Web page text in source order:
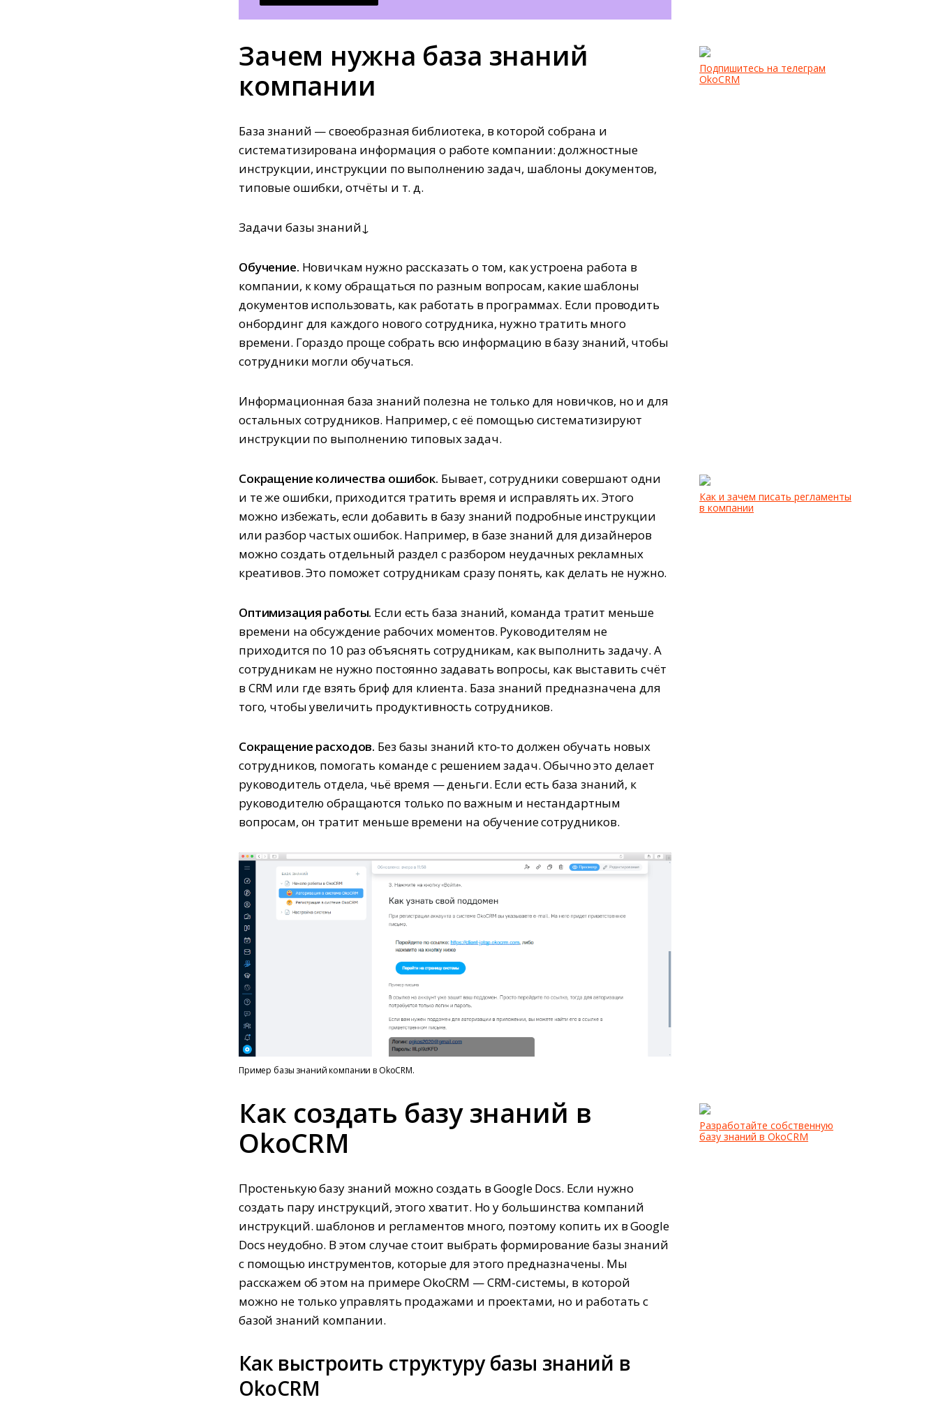
Зачем нужна база знаний
компании
База знаний — своеобразная библиотека, в которой собрана и
систематизирована информация о работе компании: должностные
инструкции, инструкции по выполнению задач, шаблоны документов,
типовые ошибки, отчёты и т. д.
Задачи базы знаний↓
Обучение. Новичкам нужно рассказать о том, как устроена работа в
компании, к кому обращаться по разным вопросам, какие шаблоны
документов использовать, как работать в программах. Если проводить
онбординг для каждого нового сотрудника, нужно тратить много
времени. Гораздо проще собрать всю информацию в базу знаний, чтобы
сотрудники могли обучаться.
Информационная база знаний полезна не только для новичков, но и для
остальных сотрудников. Например, с её помощью систематизируют
инструкции по выполнению типовых задач.
Подпишитесь на телеграм
OkoCRM
Сокращение количества ошибок. Бывает, сотрудники совершают одни
и те же ошибки, приходится тратить время и исправлять их. Этого
можно избежать, если добавить в базу знаний подробные инструкции
или разбор частых ошибок. Например, в базе знаний для дизайнеров
можно создать отдельный раздел с разбором неудачных рекламных
креативов. Это поможет сотрудникам сразу понять, как делать не нужно.
Оптимизация работы. Если есть база знаний, команда тратит меньше
времени на обсуждение рабочих моментов. Руководителям не
приходится по 10 раз объяснять сотрудникам, как выполнить задачу. А
сотрудникам не нужно постоянно задавать вопросы, как выставить счёт
в CRM или где взять бриф для клиента. База знаний предназначена для
того, чтобы увеличить продуктивность сотрудников.
Сокращение расходов. Без базы знаний кто-то должен обучать новых
сотрудников, помогать команде с решением задач. Обычно это делает
руководитель отдела, чьё время — деньги. Если есть база знаний, к
руководителю обращаются только по важным и нестандартным
вопросам, он тратит меньше времени на обучение сотрудников.
Как и зачем писать регламенты
в компании
Пример базы знаний компании в OkoCRM.
Как создать базу знаний в
OkoCRM
Простенькую базу знаний можно создать в Google Docs. Если нужно
создать пару инструкций, этого хватит. Но у большинства компаний
инструкций. шаблонов и регламентов много, поэтому копить их в Google
Docs неудобно. В этом случае стоит выбрать формирование базы знаний
с помощью инструментов, которые для этого предназначены. Мы
расскажем об этом на примере OkoCRM — CRM-системы, в которой
можно не только управлять продажами и проектами, но и работать с
базой знаний компании.
Как выстроить структуру базы знаний в
OkoCRM
Разработайте собственную
базу знаний в OkoCRM